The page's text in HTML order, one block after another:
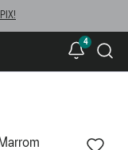
4